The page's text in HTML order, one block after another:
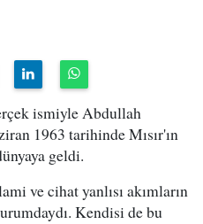
ismiyle Abdullah
1963 tarihinde Mısır'ın
geldi.
ve cihat yanlısı akımların
Kendisi de bu